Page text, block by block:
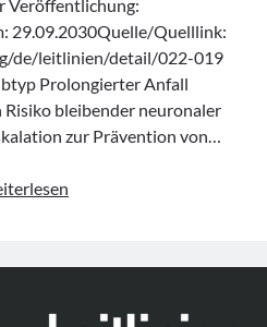
Veröffentlichung:
29.09.2030Quelle/Quelllink:
de/leitlinien/detail/022-019
Prolongierter Anfall
bleibender neuronaler
zur Prävention von…
Status